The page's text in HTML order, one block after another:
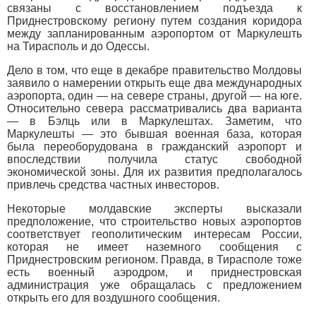
связаны с восстановлением подъезда к
Приднестровскому региону путем создания коридора
между запланированным аэропортом от Маркулешть
на Тирасполь и до Одессы.
Дело в том, что еще в декабре правительство Молдовы
заявило о намерении открыть еще два международных
аэропорта, один — на севере страны, другой — на юге.
Относительно севера рассматривались два варианта
— в Бэлць или в Маркулештах. Заметим, что
Маркулешты — это бывшая военная база, которая
была переоборудована в гражданский аэропорт и
впоследствии получила статус свободной
экономической зоны. Для их развития предполагалось
привлечь средства частных инвесторов.
Некоторые молдавские эксперты высказали
предположение, что строительство новых аэропортов
соответствует геополитическим интересам России,
которая не имеет наземного сообщения с
Приднестровским регионом. Правда, в Тирасполе тоже
есть военный аэродром, и приднестровская
администрация уже обращалась с предложением
открыть его для воздушного сообщения.